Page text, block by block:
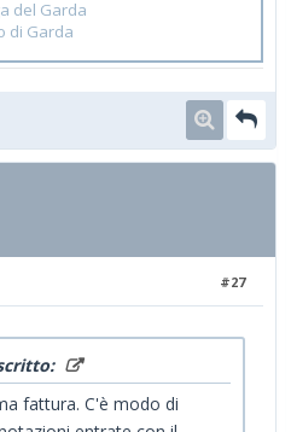
del Garda
di Garda
#27
fattura. C'è modo di